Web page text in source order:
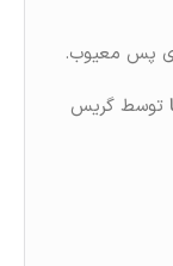
پس معیوب.
توسط گریس